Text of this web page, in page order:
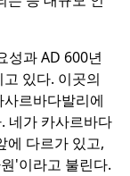
과 AD 600년
있다. 이곳의
르바다발리에
네가 카사르바다
에 다르가 있고,
'이라고 불린다.